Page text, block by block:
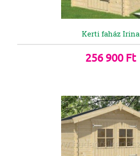
Kerti faház Irina
256 900 Ft